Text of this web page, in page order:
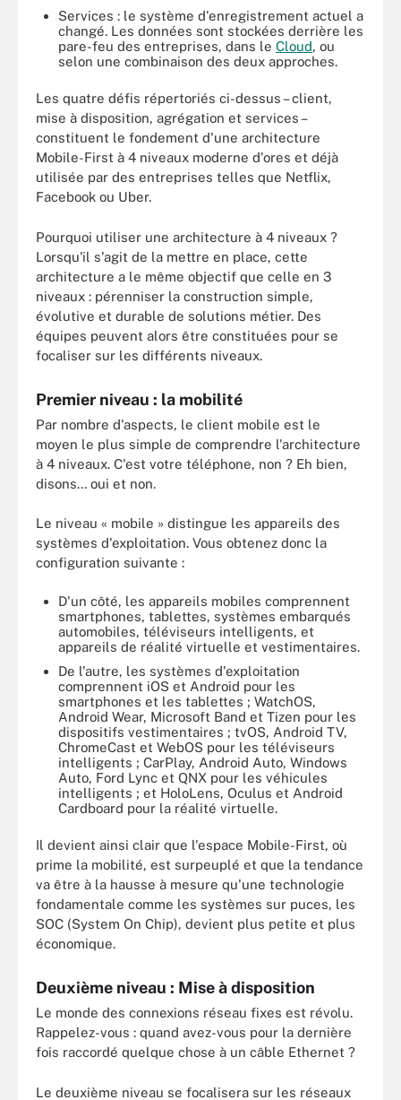
Services : le système d'enregistrement actuel a
changé. Les données sont stockées derrière les
pare-feu des entreprises, dans le Cloud, ou
selon une combinaison des deux approches.
Les quatre défis répertoriés ci-dessus – client,
mise à disposition, agrégation et services –
constituent le fondement d'une architecture
Mobile-First à 4 niveaux moderne d'ores et déjà
utilisée par des entreprises telles que Netflix,
Facebook ou Uber.
Pourquoi utiliser une architecture à 4 niveaux ?
Lorsqu'il s'agit de la mettre en place, cette
architecture a le même objectif que celle en 3
niveaux : pérenniser la construction simple,
évolutive et durable de solutions métier. Des
équipes peuvent alors être constituées pour se
focaliser sur les différents niveaux.
Premier niveau : la mobilité
Par nombre d'aspects, le client mobile est le
moyen le plus simple de comprendre l'architecture
à 4 niveaux. C'est votre téléphone, non ? Eh bien,
disons... oui et non.
Le niveau « mobile » distingue les appareils des
systèmes d'exploitation. Vous obtenez donc la
configuration suivante :
D'un côté, les appareils mobiles comprennent
smartphones, tablettes, systèmes embarqués
automobiles, téléviseurs intelligents, et
appareils de réalité virtuelle et vestimentaires.
De l'autre, les systèmes d'exploitation
comprennent iOS et Android pour les
smartphones et les tablettes ; WatchOS,
Android Wear, Microsoft Band et Tizen pour les
dispositifs vestimentaires ; tvOS, Android TV,
ChromeCast et WebOS pour les téléviseurs
intelligents ; CarPlay, Android Auto, Windows
Auto, Ford Lync et QNX pour les véhicules
intelligents ; et HoloLens, Oculus et Android
Cardboard pour la réalité virtuelle.
Il devient ainsi clair que l'espace Mobile-First, où
prime la mobilité, est surpeuplé et que la tendance
va être à la hausse à mesure qu'une technologie
fondamentale comme les systèmes sur puces, les
SOC (System On Chip), devient plus petite et plus
économique.
Deuxième niveau : Mise à disposition
Le monde des connexions réseau fixes est révolu.
Rappelez-vous : quand avez-vous pour la dernière
fois raccordé quelque chose à un câble Ethernet ?
Le deuxième niveau se focalisera sur les réseaux